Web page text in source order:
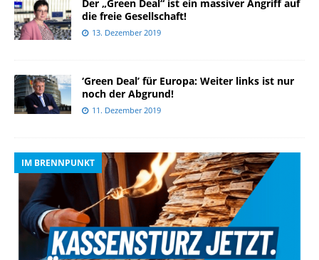
Der „Green Deal“ ist ein massiver Angriff auf
die freie Gesellschaft!
13. Dezember 2019
‘Green Deal’ für Europa: Weiter links ist nur
noch der Abgrund!
11. Dezember 2019
IM BRENNPUNKT